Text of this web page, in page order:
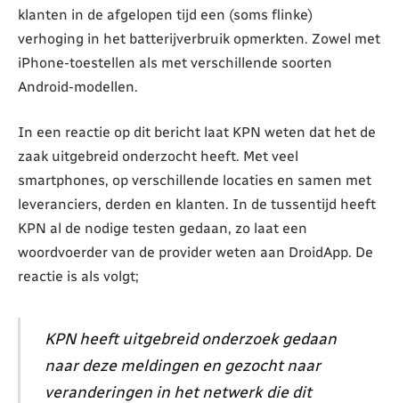
klanten in de afgelopen tijd een (soms flinke)
verhoging in het batterijverbruik opmerkten. Zowel met
iPhone-toestellen als met verschillende soorten
Android-modellen.
In een reactie op dit bericht laat KPN weten dat het de
zaak uitgebreid onderzocht heeft. Met veel
smartphones, op verschillende locaties en samen met
leveranciers, derden en klanten. In de tussentijd heeft
KPN al de nodige testen gedaan, zo laat een
woordvoerder van de provider weten aan DroidApp. De
reactie is als volgt;
KPN heeft uitgebreid onderzoek gedaan
naar deze meldingen en gezocht naar
veranderingen in het netwerk die dit